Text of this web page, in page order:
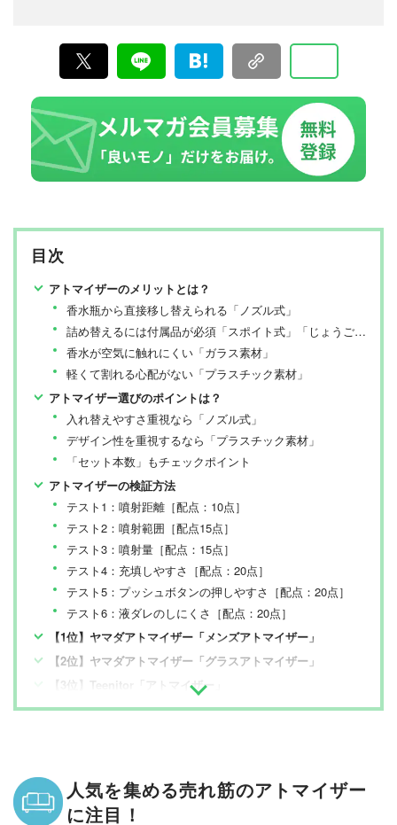
目次
アトマイザーのメリットとは？
香水瓶から直接移し替えられる「ノズル式」
詰め替えるには付属品が必須「スポイト式」「じょうご式」
香水が空気に触れにくい「ガラス素材」
軽くて割れる心配がない「プラスチック素材」
アトマイザー選びのポイントは？
入れ替えやすさ重視なら「ノズル式」
デザイン性を重視するなら「プラスチック素材」
「セット本数」もチェックポイント
アトマイザーの検証方法
テスト1：噴射距離［配点：10点］
テスト2：噴射範囲［配点15点］
テスト3：噴射量［配点：15点］
テスト4：充填しやすさ［配点：20点］
テスト5：プッシュボタンの押しやすさ［配点：20点］
テスト6：液ダレのしにくさ［配点：20点］
【1位】ヤマダアトマイザー「メンズアトマイザー」
【2位】ヤマダアトマイザー「グラスアトマイザー」
【3位】Teenitor「アトマイザー」
【4位】GoodsLand「クイックアトマイザー」
【7位】トラヴァーロ「クラシックアトマイザー」
【7位】Louischanzl「アトマイザー」
人気を集める売れ筋のアトマイザー
に注目！